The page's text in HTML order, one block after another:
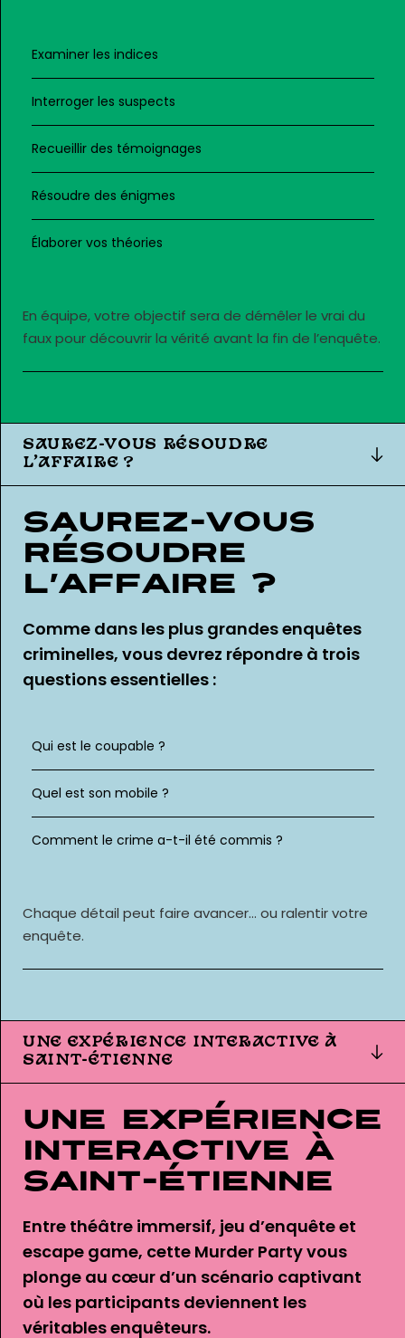
Examiner les indices
Interroger les suspects
Recueillir des témoignages
Résoudre des énigmes
Élaborer vos théories
En équipe, votre objectif sera de démêler le vrai du
faux pour découvrir la vérité avant la fin de l’enquête.
SAUREZ-VOUS RÉSOUDRE
L’AFFAIRE ?
Saurez-vous
résoudre
l’affaire ?
Comme dans les plus grandes enquêtes
criminelles, vous devrez répondre à trois
questions essentielles :
Qui est le coupable ?
Quel est son mobile ?
Comment le crime a-t-il été commis ?
Chaque détail peut faire avancer… ou ralentir votre
enquête.
UNE EXPÉRIENCE INTERACTIVE À
SAINT-ÉTIENNE
Une expérience
interactive à
Saint-Étienne
Entre théâtre immersif, jeu d’enquête et
escape game, cette Murder Party vous
plonge au cœur d’un scénario captivant
où les participants deviennent les
véritables enquêteurs.